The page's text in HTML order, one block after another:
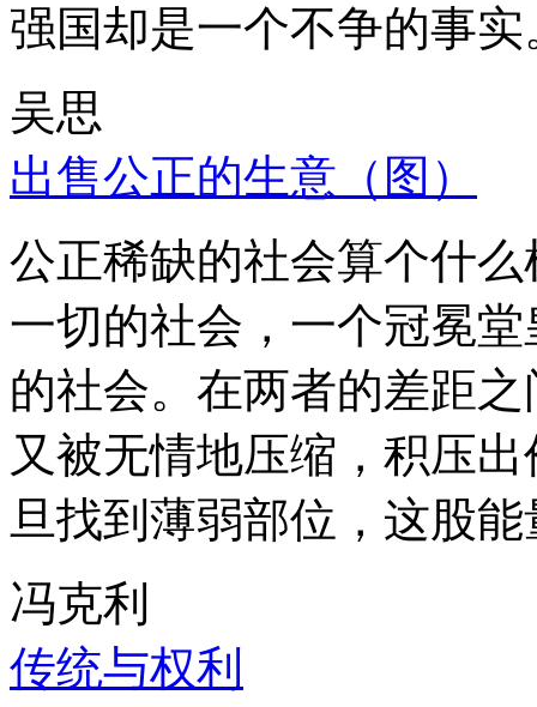
强国却是一个不争的事实
吴思
出售公正的生意（图）
公正稀缺的社会算个什
一切的社会，一个冠冕
的社会。在两者的差距
又被无情地压缩，积压
旦找到薄弱部位，这股
冯克利
传统与权利